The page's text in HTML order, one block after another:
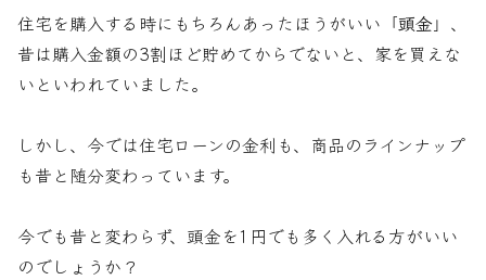
住宅を購入する時にもちろんあったほうがいい「頭金」、
昔は購入金額の3割ほど貯めてからでないと、家を買えな
いといわれていました。
しかし、今では住宅ローンの金利も、商品のラインナップ
も昔と随分変わっています。
今でも昔と変わらず、頭金を1円でも多く入れる方がいい
のでしょうか？